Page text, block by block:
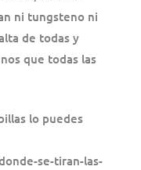
ni tungsteno ni
de todas y
que todas las
lo puedes
se-tiran-las-